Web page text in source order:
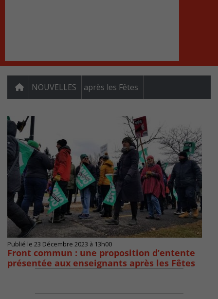
NOUVELLES après les Fêtes
Publié le 23 Décembre 2023 à 13h00
Front commun : une proposition d’entente
présentée aux enseignants après les Fêtes